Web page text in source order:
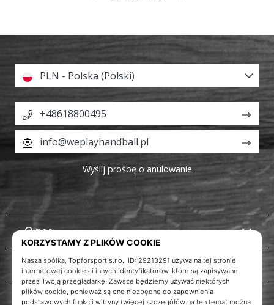
O nas
Obsługa klienta
PLN - Polska (Polski)
+48618800495
info@weplayhandball.pl
Wyślij prośbę o anulowanie